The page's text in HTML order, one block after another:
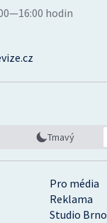
Pro média
Reklama
Studio Brno
hodin
Tmavý